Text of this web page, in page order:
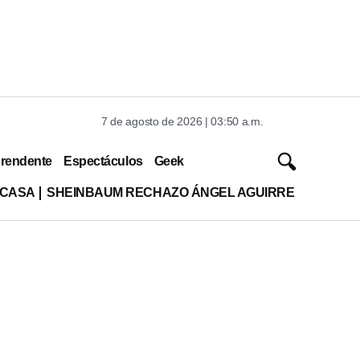
7 de agosto de 2026 | 03:50 a.m.
Espectáculos Geek
SHEINBAUM RECHAZO ÁNGEL AGUIRRE